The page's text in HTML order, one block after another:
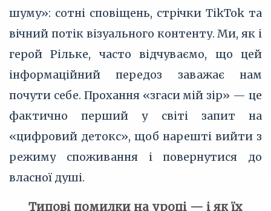
шуму»: сотні сповіщень, стрічки TikTok та
вічний потік візуального контенту. Ми, як і
герой Рільке, часто відчуваємо, що цей
інформаційний передоз заважає нам
почути себе. Прохання «згаси мій зір» — це
фактично перший у світі запит на
«цифровий детокс», щоб нарешті вийти з
режиму споживання і повернутися до
власної душі.
Типові помилки на уроці — і як їх